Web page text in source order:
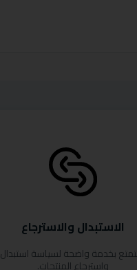
الاستبدال والاسترجاع
بخدمة واضحة لسياسة استبدال
واسترجاع المنتجات.